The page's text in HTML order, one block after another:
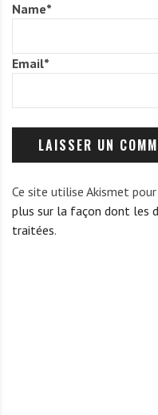
Name*
Email*
Ce site utilise Akismet
plus sur la façon dont les
traitées.